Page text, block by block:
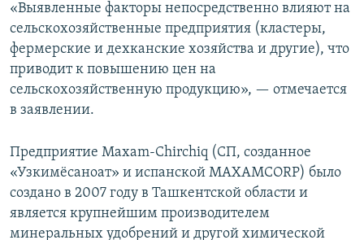
«Выявленные факторы непосредственно влияют на
сельскохозяйственные предприятия (кластеры,
фермерские и дехканские хозяйства и другие), что
приводит к повышению цен на
сельскохозяйственную продукцию», — отмечается
в заявлении.
Предприятие Maxam-Chirchiq (СП, созданное
«Узкимёсаноат» и испанской MAXAMCORP) было
создано в 2007 году в Ташкентской области и
является крупнейшим производителем
минеральных удобрений и другой химической